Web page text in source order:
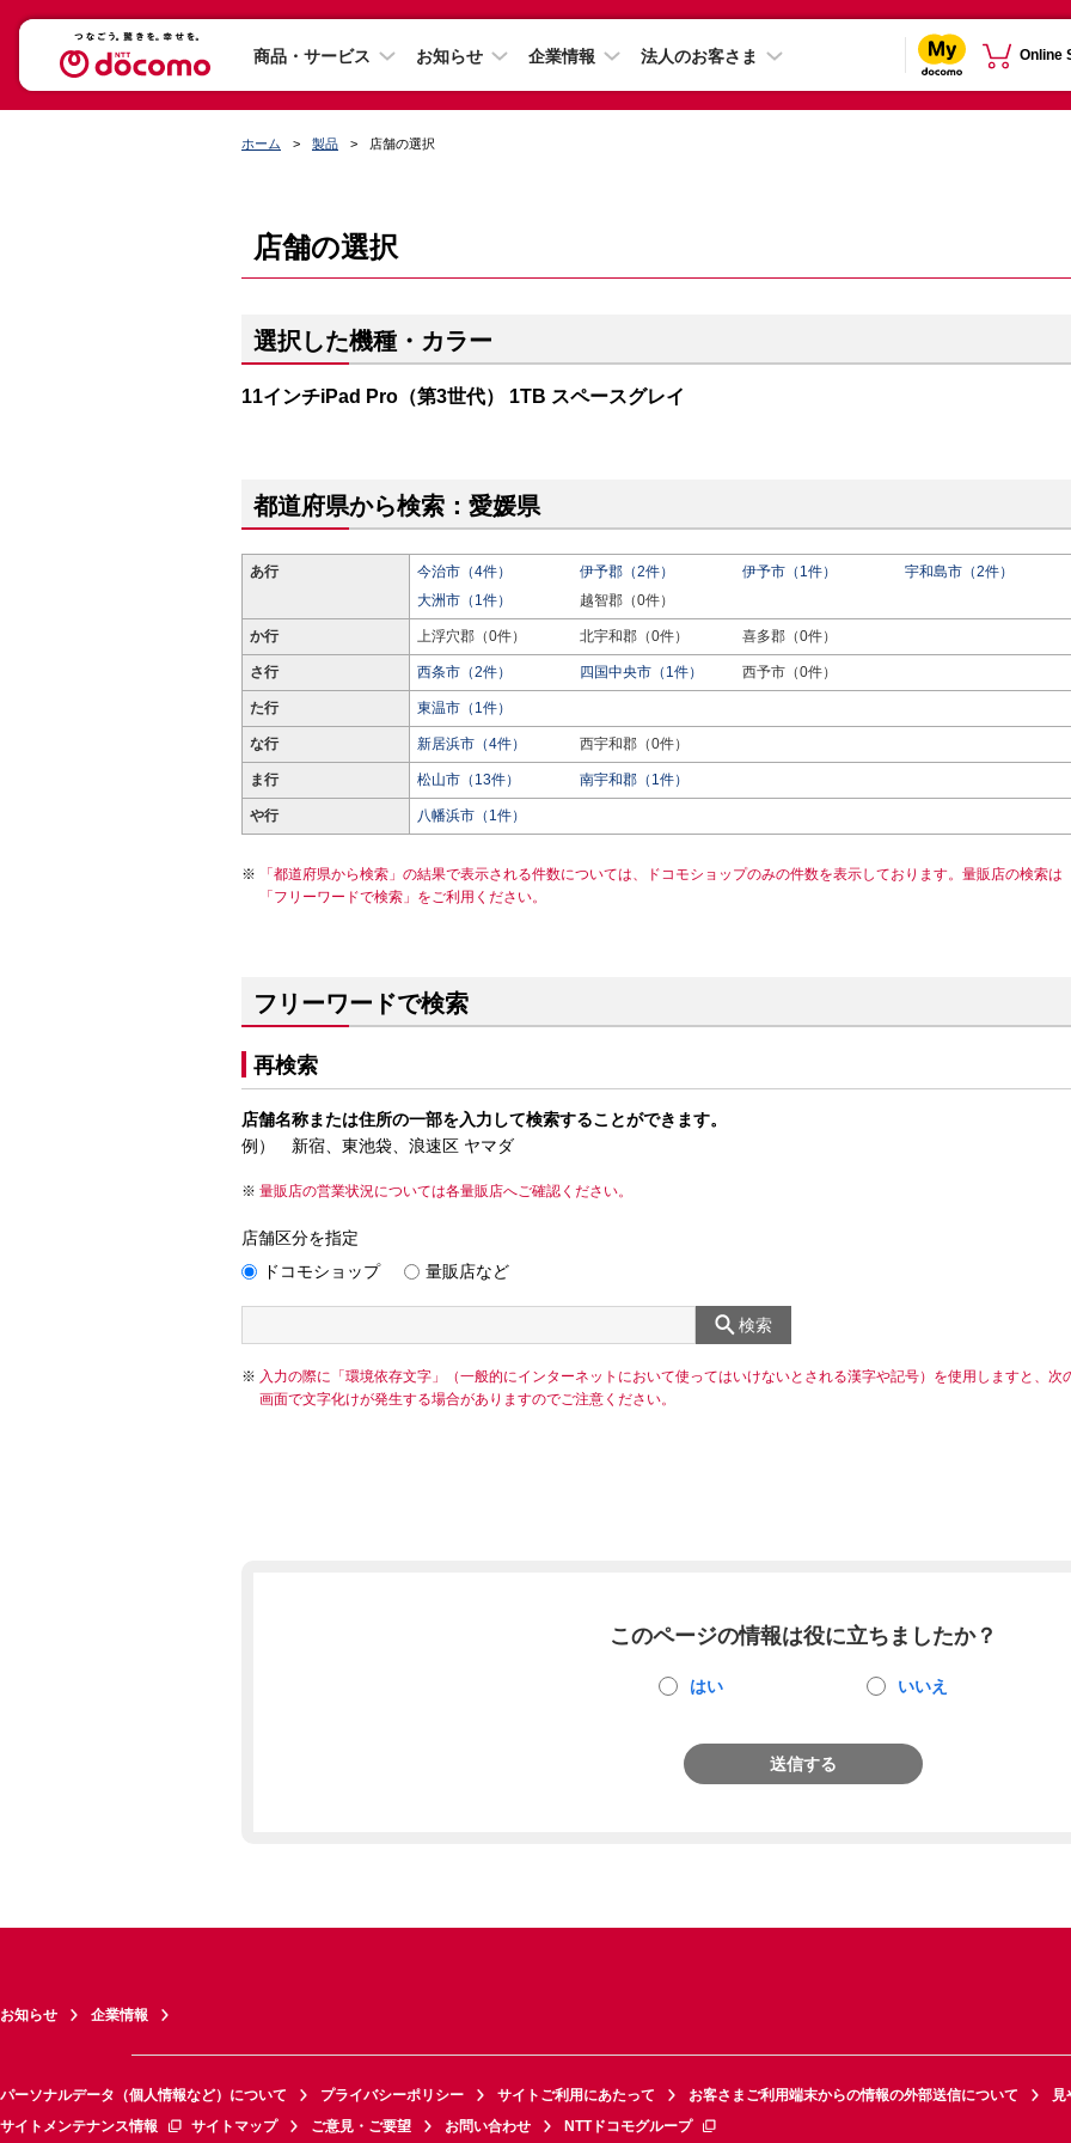
商品・サービス お知らせ 企業情報 法人のお客さま Online
ホーム 製品 店舗の選択
店舗の選択
選択した機種・カラー
11インチiPad Pro（第3世代） 1TB スペースグレイ
都道府県から検索：愛媛県
あ行 今治市（4件） 伊予郡（2件） 伊予市（1件）
宇和島市（2件）
大洲市（1件）
越智郡（0件）
か行 上浮穴郡（0件） 北宇和郡（0件） 喜多郡（0件）
さ行 西条市（2件） 四国中央市（1件） 西予市（0件）
た行 東温市（1件）
な行 新居浜市（4件） 西宇和郡（0件）
ま行 松山市（13件） 南宇和郡（1件）
や行 八幡浜市（1件）
「都道府県から検索」の結果で表示される件数については、ドコモショップのみの件数を表示しております。量販店の検索は
「フリーワードで検索」をご利用ください。
フリーワードで検索
再検索
店舗名称または住所の一部を入力して検索することができます。
例） 新宿、東池袋、浪速区 ヤマダ
量販店の営業状況については各量販店へご確認ください。
店舗区分を指定
ドコモショップ
量販店など
検索
入力の際に「環境依存文字」（一般的にインターネットにおいて使ってはいけないとされる漢字や記号）を使用しますと、次
画面で文字化けが発生する場合がありますのでご注意ください。
このページの情報は役に立ちましたか？
はい いいえ
送信する
お知らせ 企業情報
パーソナルデータ（個人情報など）について プライバシーポリシー サイトご利用にあたって お客さまご利用端末からの情報の外部送信について
見
サイトメンテナンス情報
サイトマップ ご意見・ご要望 お問い合わせ NTTドコモグループ